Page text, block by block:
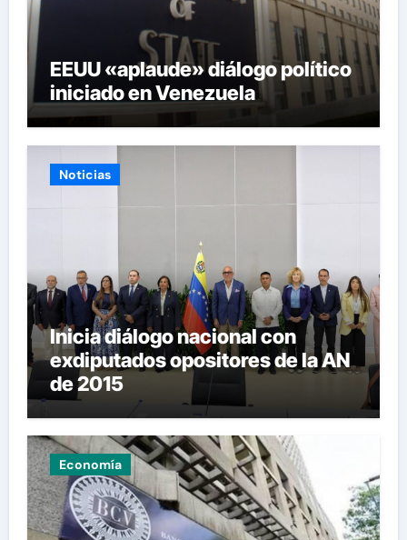
EEUU «aplaude» diálogo político
iniciado en Venezuela
Noticias
Inicia diálogo nacional con
exdiputados opositores de la AN
de 2015
Economía